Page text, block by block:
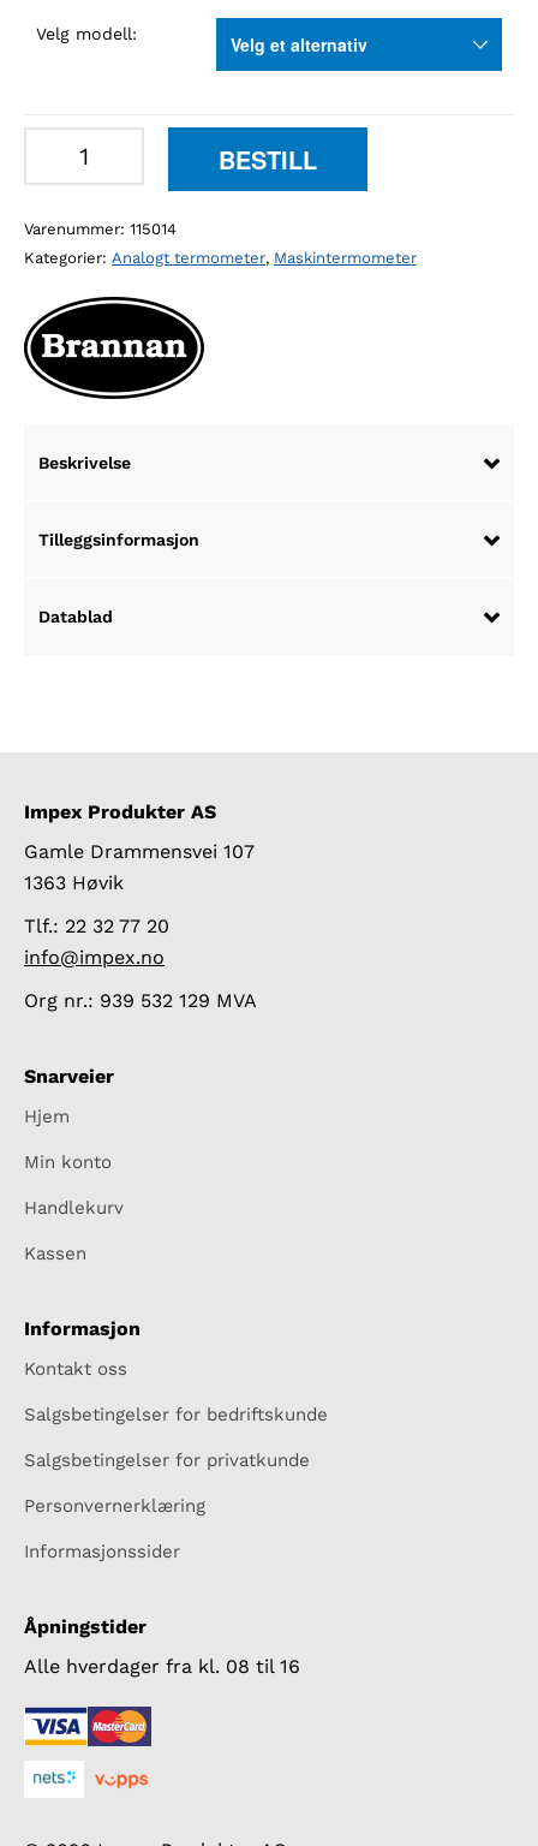
Velg modell:
110
mm
100
mm
innstikklengde
BESTILL
Varenummer: 115014
Kategorier: Analogt termometer, Maskintermometer
Beskrivelse
Tilleggsinformasjon
Datablad
Impex Produkter AS
Gamle Drammensvei 107
1363 Høvik
Tlf.: 22 32 77 20
info@impex.no
Org nr.: 939 532 129 MVA
Snarveier
Hjem
Min konto
Handlekurv
Kassen
Informasjon
Kontakt oss
Salgsbetingelser for bedriftskunde
Salgsbetingelser for privatkunde
Personvernerklæring
Informasjonssider
Åpningstider
Alle hverdager fra kl. 08 til 16